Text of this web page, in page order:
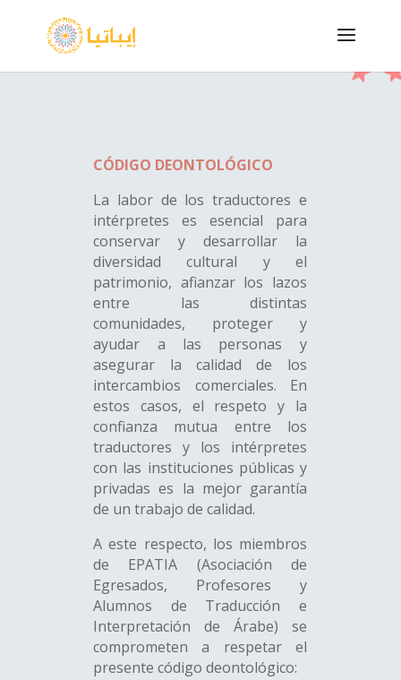
CÓDIGO DEONTOLÓGICO
La labor de los traductores e
intérpretes es esencial para
conservar y desarrollar la
diversidad cultural y el
patrimonio, afianzar los lazos
entre las distintas
comunidades, proteger y
ayudar a las personas y
asegurar la calidad de los
intercambios comerciales. En
estos casos, el respeto y la
confianza mutua entre los
traductores y los intérpretes
con las instituciones públicas y
privadas es la mejor garantía
de un trabajo de calidad.
A este respecto, los miembros
de EPATIA (Asociación de
Egresados, Profesores y
Alumnos de Traducción e
Interpretación de Árabe) se
comprometen a respetar el
presente código deontológico: